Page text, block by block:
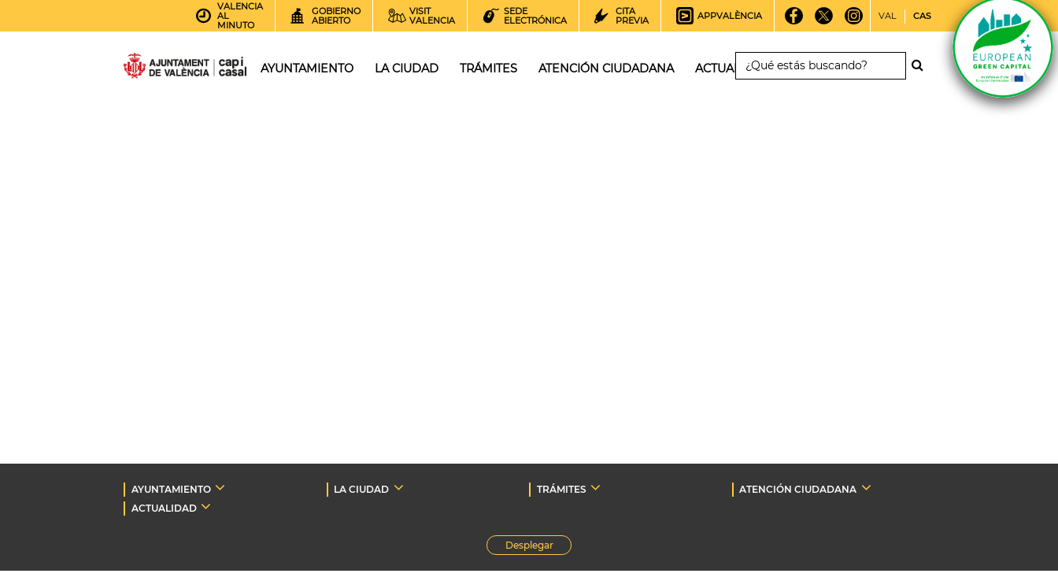
VALENCIA
AL
MINUTO
GOBIERNO
ABIERTO
VISIT
VALENCIA
SEDE
ELECTRÓNICA
CITA
PREVIA
APPVALÈNCIA VAL CAS
AYUNTAMIENTO LA CIUDAD TRÁMITES ATENCIÓN CIUDADANA ACTUALIDAD
AYUNTAMIENTO LA CIUDAD TRÁMITES
ATENCIÓN CIUDADANA
ACTUALIDAD
Desplegar